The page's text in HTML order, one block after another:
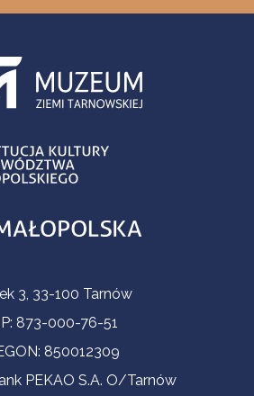
3, 33-100 Tarnów
873-000-76-51
850012309
PEKAO S.A. O/Tarnów